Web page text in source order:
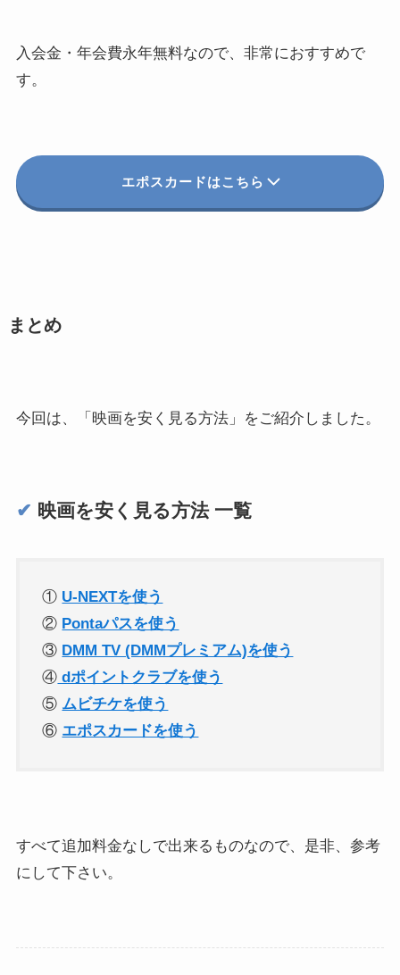
入会金・年会費永年無料なので、非常におすすめで
す。
エポスカードはこちら
まとめ
今回は、「映画を安く見る方法」をご紹介しました。
✔︎ 映画を安く見る方法 一覧
① U-NEXTを使う
② Pontaパスを使う
③ DMM TV (DMMプレミアム)を使う
④ dポイントクラブを使う
⑤ ムビチケを使う
⑥ エポスカードを使う
すべて追加料金なしで出来るものなので、是非、参考
にして下さい。